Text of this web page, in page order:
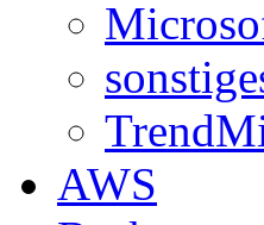
AWS